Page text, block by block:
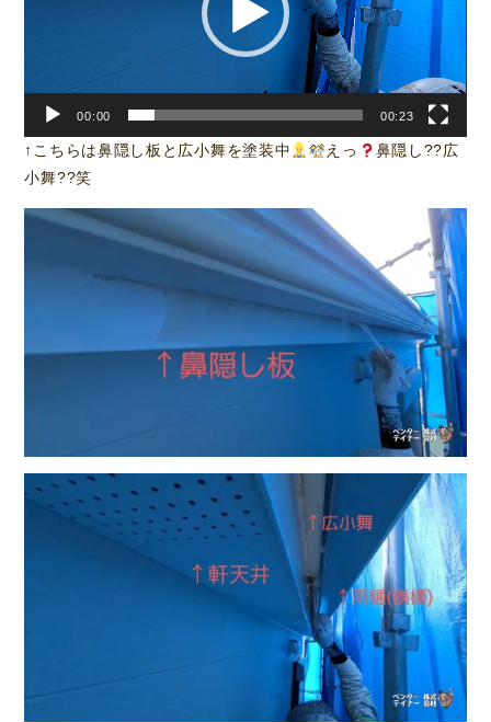
00:00 00:23
↑こちらは鼻隠し板と広小舞を塗装中 えっ
鼻隠し??広
小舞??笑